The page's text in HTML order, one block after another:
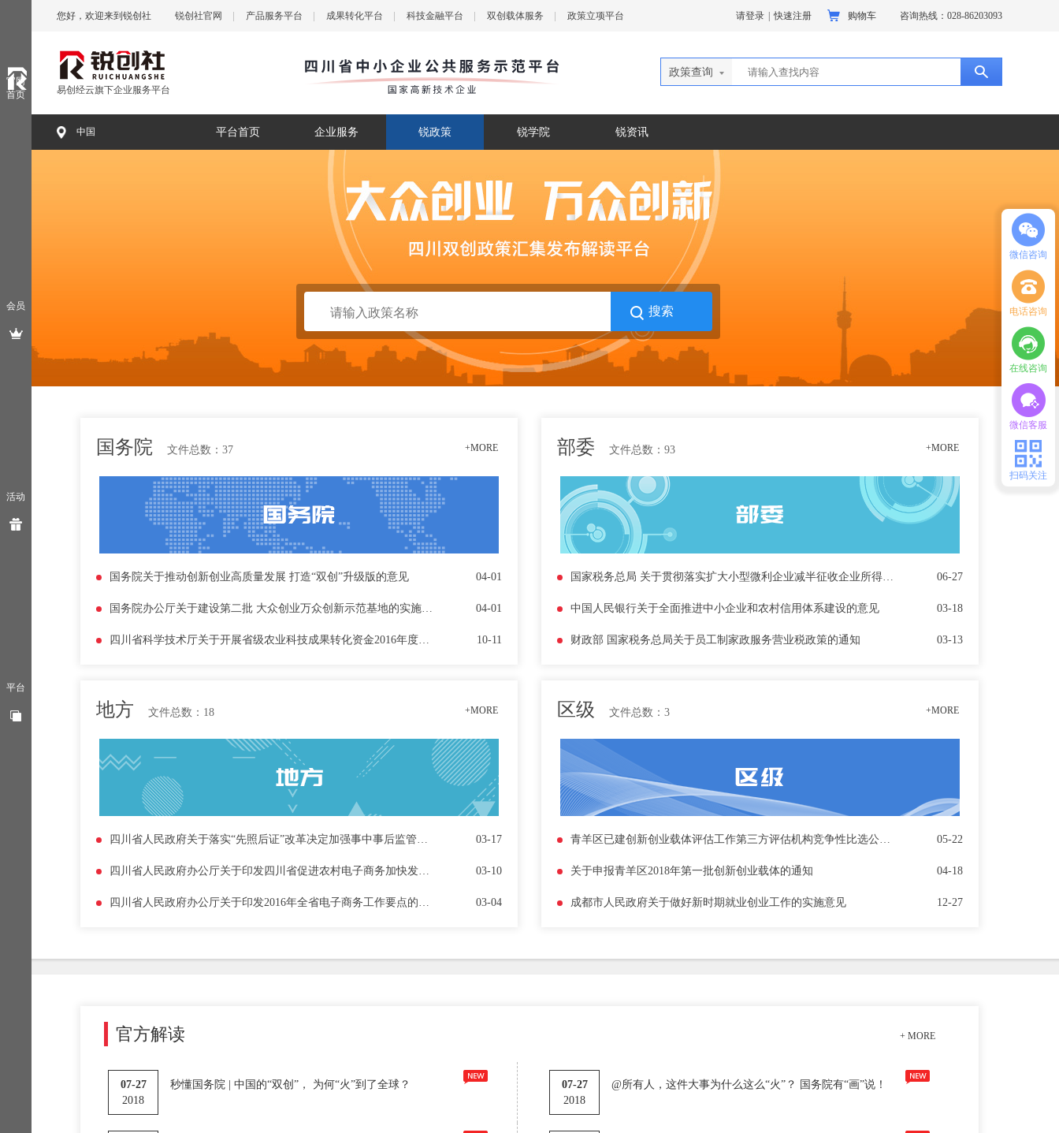
您好，欢迎来到锐创社 锐创社官网 产品服务平台 成果转化平台 科技金融平台 双创载体服务 政策立项平台 咨询热线：028-86203093
购物车
请登录 快速注册
易创经云旗下企业服务平台
政策查询
中国 平台首页 企业服务 锐政策 锐学院 锐资讯
搜索
国务院 文件总数： 37 +MORE
国务院关于推动创新创业高质量发展 打造“双创”升级版的意见 04-01
国务院办公厅关于建设第二批 大众创业万众创新示范基地的实施意见 04-01
四川省科学技术厅关于开展省级农业科技成果转化资金2016年度项目验收与2017年度项目中期监理工作的通知 10-11
部委 文件总数： 93 +MORE
国家税务总局 关于贯彻落实扩大小型微利企业减半征收企业所得税范围有关问题的公告 06-27
中国人民银行关于全面推进中小企业和农村信用体系建设的意见 03-18
财政部 国家税务总局关于员工制家政服务营业税政策的通知 03-13
地方 文件总数： 18 +MORE
四川省人民政府关于落实“先照后证”改革决定加强事中事后监管工作的实施意见 03-17
四川省人民政府办公厅关于印发四川省促进农村电子商务加快发展实施方案的通知 03-10
四川省人民政府办公厅关于印发2016年全省电子商务工作要点的通知 03-04
区级 文件总数： 3 +MORE
青羊区已建创新创业载体评估工作第三方评估机构竞争性比选公告第二次 05-22
关于申报青羊区2018年第一批创新创业载体的通知 04-18
成都市人民政府关于做好新时期就业创业工作的实施意见 12-27
官方解读 + MORE
07-27
2018
秒懂国务院 | 中国的“双创”， 为何“火”到了全球？
07-27
2018
@所有人，这件大事为什么这么“火”？ 国务院有“画”说！
官网
首页
会员
活动
平台
微信咨询
电话咨询
在线咨询
微信客服
扫码关注